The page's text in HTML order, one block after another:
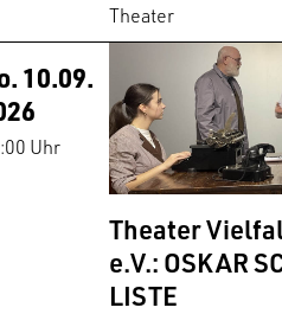
Theater
10.09.
Uhr
Theater
e.V.: OSKAR
LISTE